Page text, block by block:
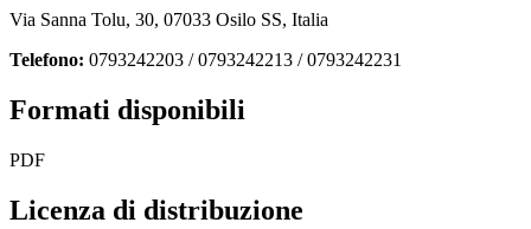
Via Sanna Tolu, 30, 07033 Osilo SS, Italia
Telefono: 0793242203 / 0793242213 / 0793242231
Formati disponibili
PDF
Licenza di distribuzione